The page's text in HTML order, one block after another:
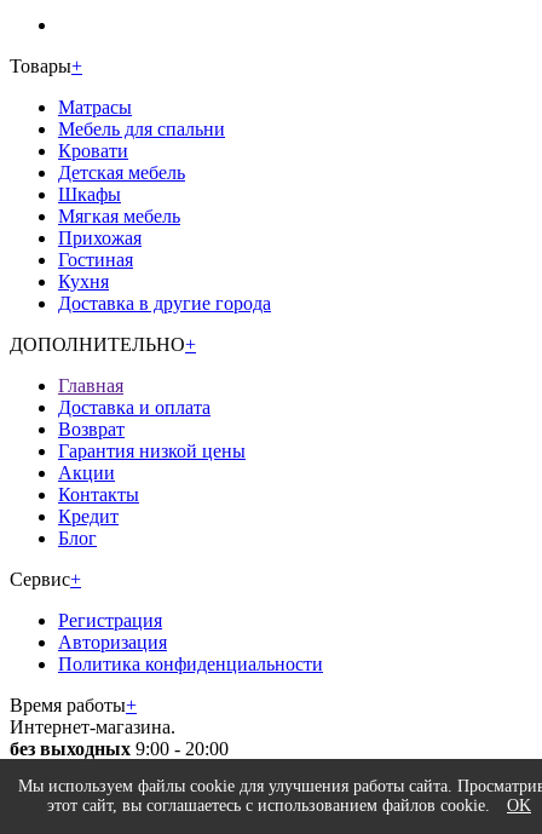
Мы используем файлы cookie для улучшения работы сайта.
этот сайт, вы соглашаетесь с использованием файлов cookie.
OK
Товары+
Матрасы
Мебель для спальни
Кровати
Детская мебель
Шкафы
Мягкая мебель
Прихожая
Гостиная
Кухня
Доставка в другие города
ДОПОЛНИТЕЛЬНО+
Главная
Доставка и оплата
Возврат
Гарантия низкой цены
Акции
Контакты
Кредит
Блог
Сервис+
Регистрация
Авторизация
Политика конфиденциальности
Время работы+
Интернет-магазина.
без выходных 9:00 - 20:00
Пн - Пт10:00 - 19:00